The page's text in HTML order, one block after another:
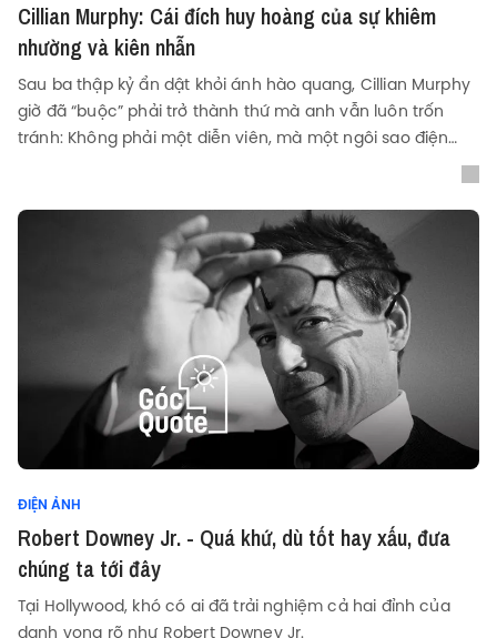
Cillian Murphy: Cái đích huy hoàng của sự khiêm
nhường và kiên nhẫn
Sau ba thập kỷ ẩn dật khỏi ánh hào quang, Cillian Murphy
giờ đã “buộc” phải trở thành thứ mà anh vẫn luôn trốn
tránh: Không phải một diễn viên, mà một ngôi sao điện
ĐIỆN ẢNH
Robert Downey Jr. - Quá khứ, dù tốt hay xấu, đưa
chúng ta tới đây
Tại Hollywood, khó có ai đã trải nghiệm cả hai đỉnh của
danh vọng rõ như Robert Downey Jr.